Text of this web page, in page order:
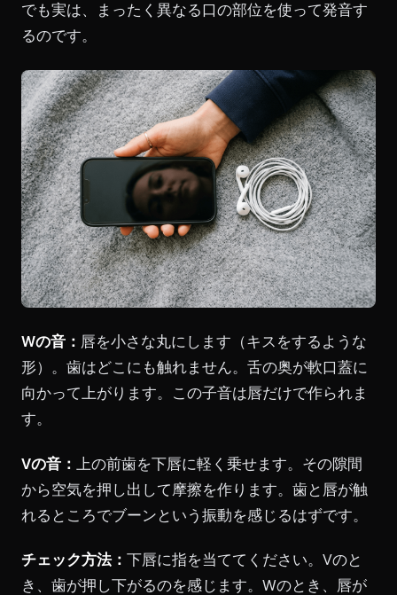
でも実は、まったく異なる口の部位を使って発音す
るのです。
Wの音： 唇を小さな丸にします（キスをするような
形）。歯はどこにも触れません。舌の奥が軟口蓋に
向かって上がります。この子音は唇だけで作られま
す。
Vの音：
上の前歯を下唇に軽く乗せます。その隙間
から空気を押し出して摩擦を作ります。歯と唇が触
れるところでブーンという振動を感じるはずです。
チェック方法： 下唇に指を当ててください。Vのと
き、歯が押し下がるのを感じます。Wのとき、唇が